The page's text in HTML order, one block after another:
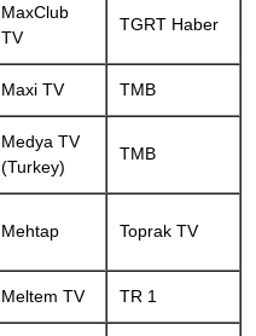
MaxClub
TV
TGRT Haber
Maxi TV TMB
Medya TV
(Turkey)
TMB
Mehtap Toprak TV
Meltem TV TR 1